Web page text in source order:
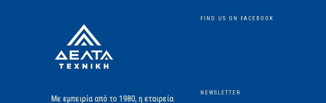
Με εμπειρία από το 1980, η εταιρεία
FIND US ON FACEBOOK
NEWSLETTER